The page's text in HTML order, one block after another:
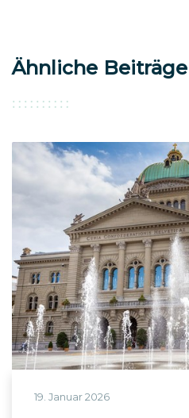
Ähnliche Beiträge
19. Januar 2026